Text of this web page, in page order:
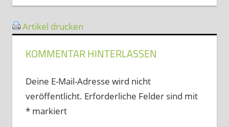
Artikel drucken
KOMMENTAR HINTERLASSEN
Deine E-Mail-Adresse wird nicht
veröffentlicht. Erforderliche Felder sind mit
*markiert